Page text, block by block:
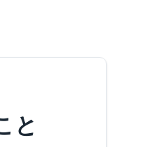
と